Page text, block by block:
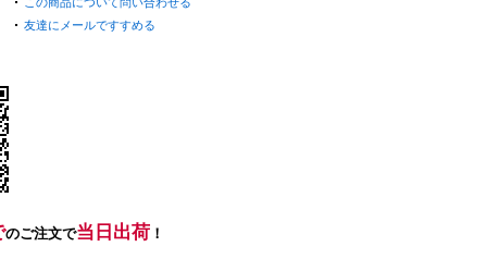
友達にメールですすめる